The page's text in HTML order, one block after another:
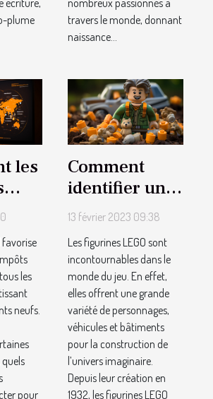
plume
travers le monde, donnant
naissance...
les
favorise
les
neufs.
pour
Comment
identifier une
figurine LEGO
13 février 2023 09:38
Les figurines LEGO sont
incontournables dans le
monde du jeu. En effet,
elles offrent une grande
variété de personnages,
véhicules et bâtiments
pour la construction de
l’univers imaginaire.
Depuis leur création en
1932, les figurines LEGO